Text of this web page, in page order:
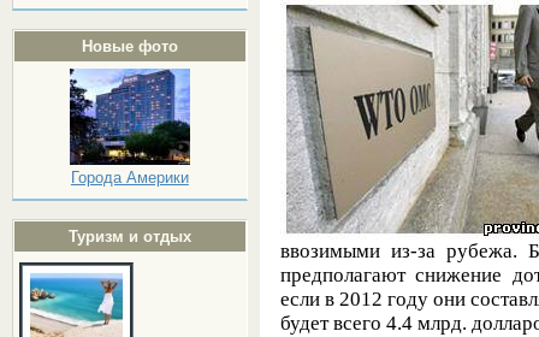
Новые фото
Города Америки
Туризм и отдых
ввозимыми из-за рубежа.
предполагают снижение
если в 2012 году они
будет всего 4.4 млрд.